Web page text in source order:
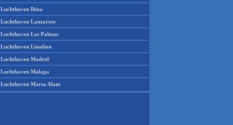
Luchthaven Ibiza
Luchthaven Lanzarote
Luchthaven Las Palmas
Luchthaven Lissabon
Luchthaven Madrid
Luchthaven Malaga
Luchthaven Marsa Alam